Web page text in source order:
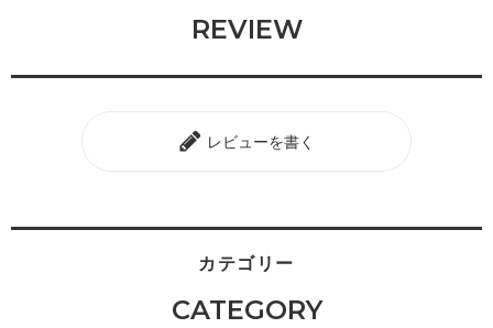
REVIEW
レビューを書く
カテゴリー
CATEGORY